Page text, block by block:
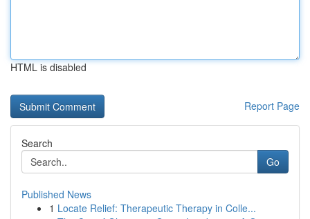
HTML is disabled
Report Page
Search
Go
Published News
1 Locate Relief: Therapeutic Therapy in Colle...